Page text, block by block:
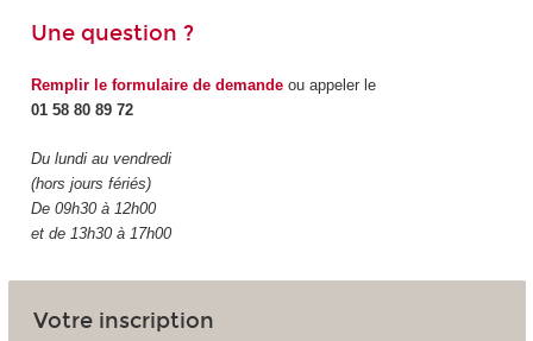
Une question ?
Remplir le formulaire de demandeou appeler le
01 58 80 89 72
Du lundi au vendredi
(hors jours fériés)
De 09h30 à 12h00
et de 13h30 à 17h00
Votre inscription